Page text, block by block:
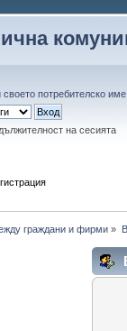
своето потребителско име
на сесията
граждани и фирми »